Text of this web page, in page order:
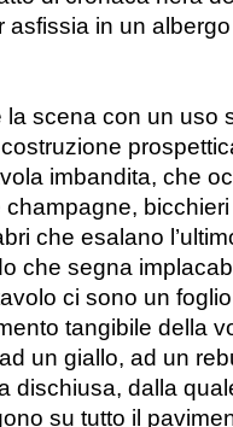
in un
scena con un uso
imbandita, che
che esalano
che segna
ci sono un
tangibile della
un giallo, ad un
dischiusa, dalla
su tutto il